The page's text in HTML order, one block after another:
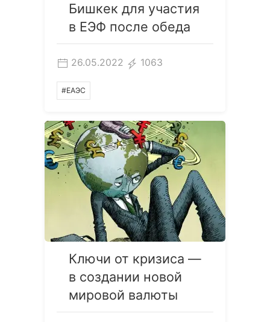
Бишкек для участия
в ЕЭФ после обеда
26.05.2022 1063
#ЕАЭС
Ключи от кризиса —
в создании новой
мировой валюты